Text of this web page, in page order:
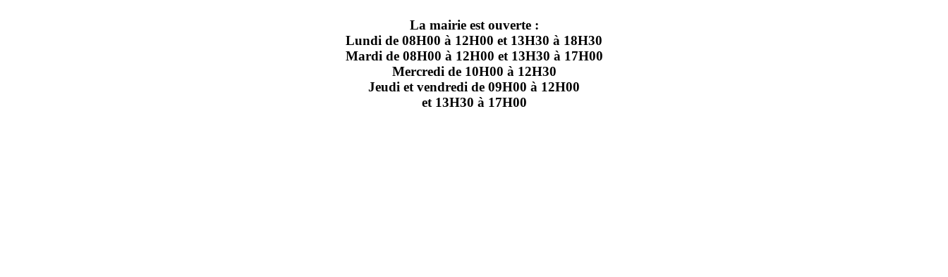
La mairie est ouverte :
Lundi de 08H00 à 12H00 et 13H30 à 18H30
Mardi de 08H00 à 12H00 et 13H30 à 17H00
Mercredi de 10H00 à 12H30
Jeudi et vendredi de 09H00 à 12H00
et 13H30 à 17H00